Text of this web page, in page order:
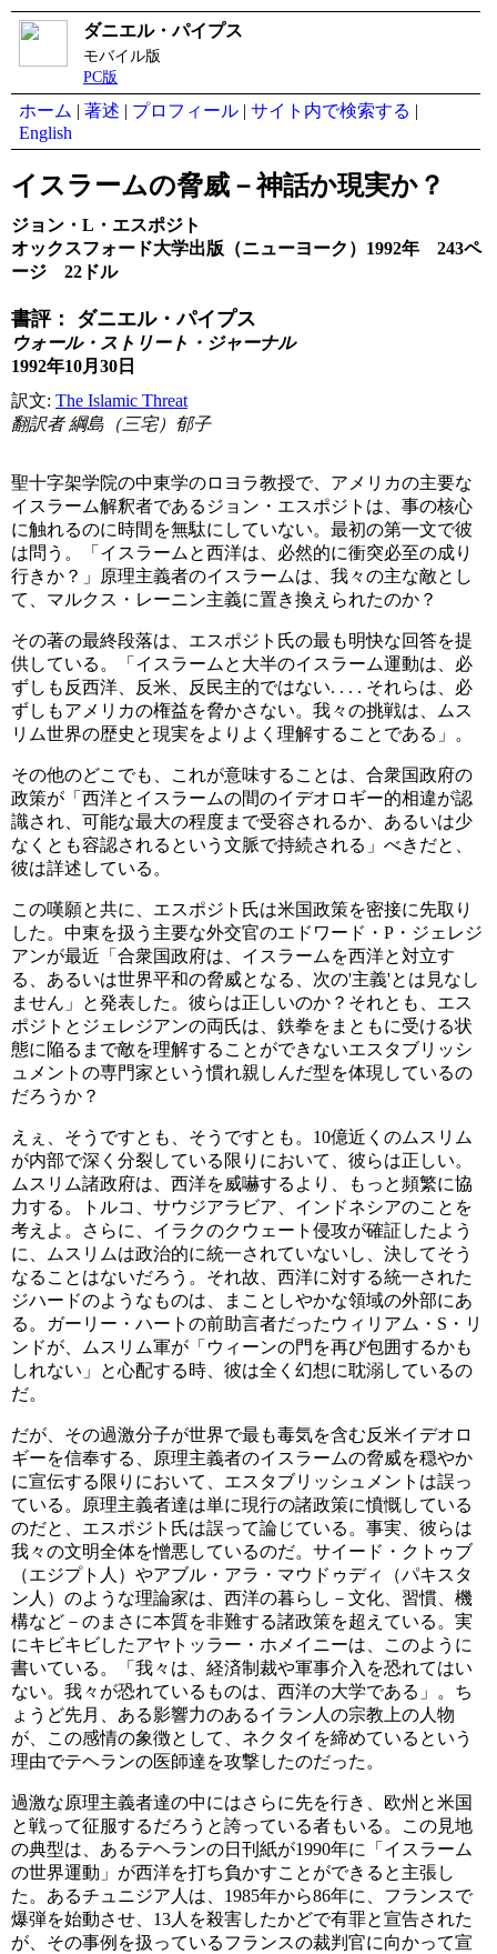
ダニエル・パイプス
モバイル版
PC版
ホーム | 著述 | プロフィール | サイト内で検索する |
English
イスラームの脅威－神話か現実か？
ジョン・L・エスポジト
オックスフォード大学出版（ニューヨーク）1992年 243ペ
ージ 22ドル
書評： ダニエル・パイプス
ウォール・ストリート・ジャーナル
1992年10月30日
訳文: The Islamic Threat
翻訳者 綱島（三宅）郁子
聖十字架学院の中東学のロヨラ教授で、アメリカの主要な
イスラーム解釈者であるジョン・エスポジトは、事の核心
に触れるのに時間を無駄にしていない。最初の第一文で彼
は問う。「イスラームと西洋は、必然的に衝突必至の成り
行きか？」原理主義者のイスラームは、我々の主な敵とし
て、マルクス・レーニン主義に置き換えられたのか？
その著の最終段落は、エスポジト氏の最も明快な回答を提
供している。「イスラームと大半のイスラーム運動は、必
ずしも反西洋、反米、反民主的ではない. . . . それらは、必
ずしもアメリカの権益を脅かさない。我々の挑戦は、ムス
リム世界の歴史と現実をよりよく理解することである」。
その他のどこでも、これが意味することは、合衆国政府の
政策が「西洋とイスラームの間のイデオロギー的相違が認
識され、可能な最大の程度まで受容されるか、あるいは少
なくとも容認されるという文脈で持続される」べきだと、
彼は詳述している。
この嘆願と共に、エスポジト氏は米国政策を密接に先取り
した。中東を扱う主要な外交官のエドワード・P・ジェレジ
アンが最近「合衆国政府は、イスラームを西洋と対立す
る、あるいは世界平和の脅威となる、次の'主義'とは見なし
ません」と発表した。彼らは正しいのか？それとも、エス
ポジトとジェレジアンの両氏は、鉄拳をまともに受ける状
態に陥るまで敵を理解することができないエスタブリッシ
ュメントの専門家という慣れ親しんだ型を体現しているの
だろうか？
えぇ、そうですとも、そうですとも。10億近くのムスリム
が内部で深く分裂している限りにおいて、彼らは正しい。
ムスリム諸政府は、西洋を威嚇するより、もっと頻繁に協
力する。トルコ、サウジアラビア、インドネシアのことを
考えよ。さらに、イラクのクウェート侵攻が確証したよう
に、ムスリムは政治的に統一されていないし、決してそう
なることはないだろう。それ故、西洋に対する統一された
ジハードのようなものは、まことしやかな領域の外部にあ
る。ガーリー・ハートの前助言者だったウィリアム・S・リ
ンドが、ムスリム軍が「ウィーンの門を再び包囲するかも
しれない」と心配する時、彼は全く幻想に耽溺しているの
だ。
だが、その過激分子が世界で最も毒気を含む反米イデオロ
ギーを信奉する、原理主義者のイスラームの脅威を穏やか
に宣伝する限りにおいて、エスタブリッシュメントは誤っ
ている。原理主義者達は単に現行の諸政策に憤慨している
のだと、エスポジト氏は誤って論じている。事実、彼らは
我々の文明全体を憎悪しているのだ。サイード・クトゥブ
（エジプト人）やアブル・アラ・マウドゥディ（パキスタ
ン人）のような理論家は、西洋の暮らし－文化、習慣、機
構など－のまさに本質を非難する諸政策を超えている。実
にキビキビしたアヤトッラー・ホメイニーは、このように
書いている。「我々は、経済制裁や軍事介入を恐れてはい
ない。我々が恐れているものは、西洋の大学である」。ち
ょうど先月、ある影響力のあるイラン人の宗教上の人物
が、この感情の象徴として、ネクタイを締めているという
理由でテヘランの医師達を攻撃したのだった。
過激な原理主義者達の中にはさらに先を行き、欧州と米国
と戦って征服するだろうと誇っている者もいる。この見地
の典型は、あるテヘランの日刊紙が1990年に「イスラーム
の世界運動」が西洋を打ち負かすことができると主張し
た。あるチュニジア人は、1985年から86年に、フランスで
爆弾を始動させ、13人を殺害したかどで有罪と宣告された
が、その事例を扱っているフランスの裁判官に向かって宣